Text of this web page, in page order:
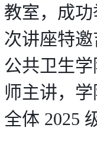
教室，成
次讲座特
公共卫生
师主讲，
全体 2025